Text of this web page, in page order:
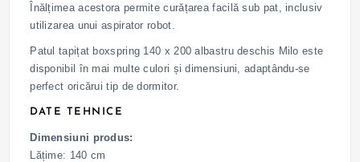
Înălțimea acestora permite curățarea facilă sub pat, inclusiv
utilizarea unui aspirator robot.
Patul tapițat boxspring 140 x 200 albastru deschis Milo este
disponibil în mai multe culori și dimensiuni, adaptându-se
perfect oricărui tip de dormitor.
DATE TEHNICE
Dimensiuni produs:
Lățime: 140 cm